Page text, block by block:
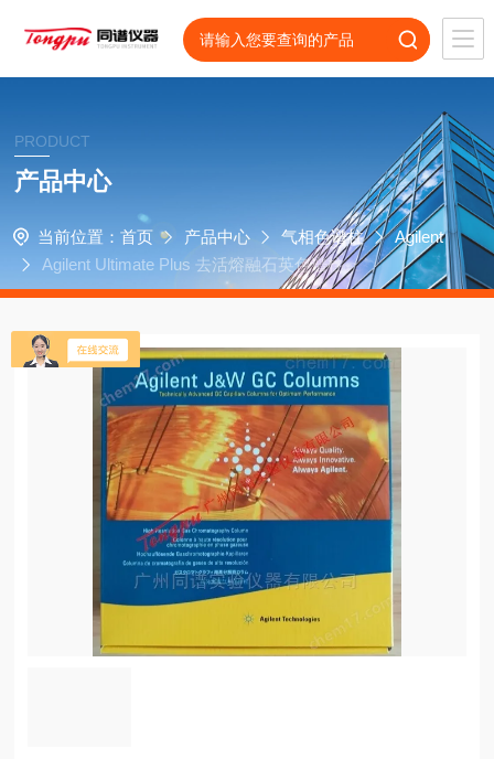
PRODUCT
产品中心
当前位置： 首页 产品中心 气相色谱柱
Agilent
Agilent Ultimate Plus 去活熔融石英色谱柱